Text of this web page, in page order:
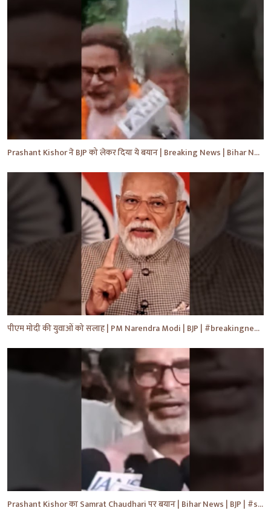
Prashant Kishor ने BJP को लेकर दिया ये बयान | Breaking News | Bihar News | #shorts #yt #biharnews
पीएम मोदी की युवाओं को सलाह | PM Narendra Modi | BJP | #breakingnews #shorts #yt #news
Prashant Kishor का Samrat Chaudhari पर बयान | Bihar News | BJP | #shorts #yt #breaking #news